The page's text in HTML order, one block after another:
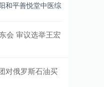
和平善悦堂中医综
会 审议选举王宏
对俄罗斯石油买